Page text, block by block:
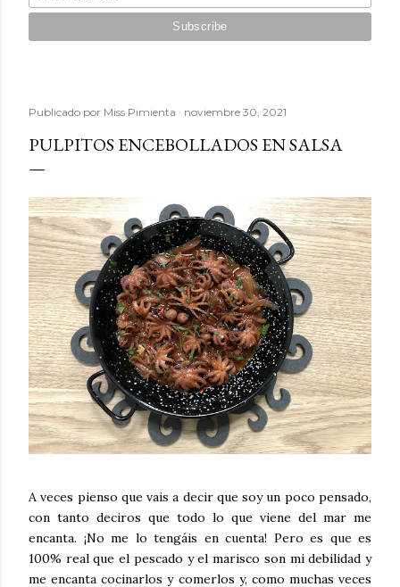
Publicado por Miss Pimienta noviembre 30, 2021
PULPITOS ENCEBOLLADOS EN SALSA
A veces pienso que vais a decir que soy un poco pensado,
con tanto deciros que todo lo que viene del mar me
encanta. ¡No me lo tengáis en cuenta! Pero es que es
100% real que el pescado y el marisco son mi debilidad y
me encanta cocinarlos y comerlos y, como muchas veces